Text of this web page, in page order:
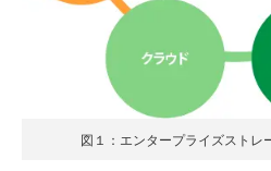
図１：エンタープライズストレ